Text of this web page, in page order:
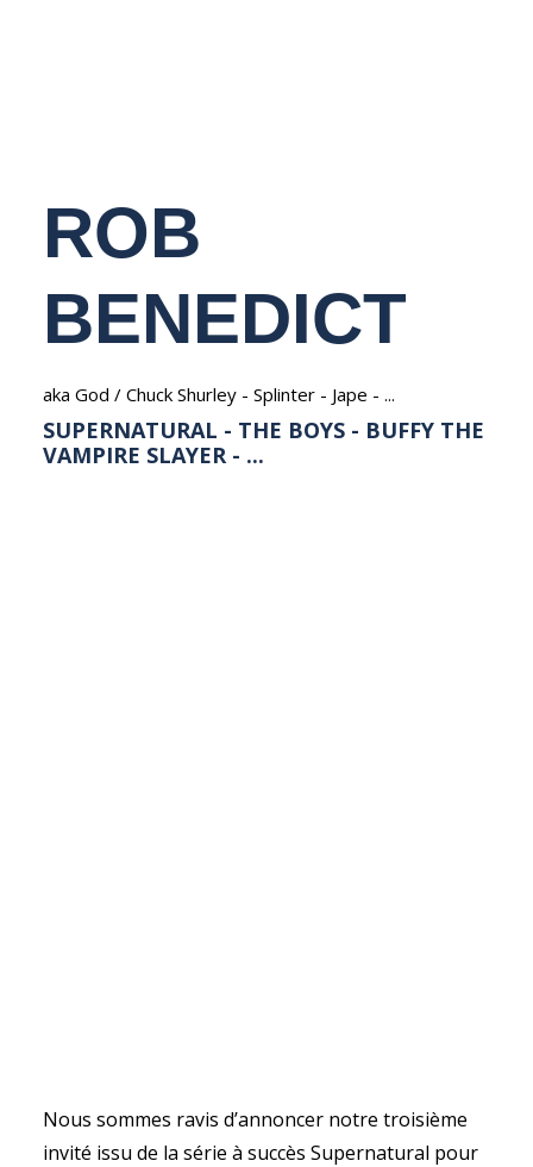
ROB
BENEDICT
aka God / Chuck Shurley - Splinter - Jape - ...
SUPERNATURAL - THE BOYS - BUFFY THE
VAMPIRE SLAYER - ...
Nous sommes ravis d’annoncer notre troisième
invité issu de la série à succès Supernatural pour